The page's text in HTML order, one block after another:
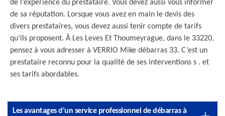
de l’expérience du prestataire. Vous devez aussi vous informer
de sa réputation. Lorsque vous avez en main le devis des
divers prestataires, vous devez aussi tenir compte de tarifs
qu’ils proposent. À Les Leves Et Thoumeyrague, dans le 33220,
pensez à vous adresser à VERRIO Mike débarras 33. C’est un
prestataire reconnu pour la qualité de ses interventions s . et
ses tarifs abordables.
Les avantages d'un service professionnel de débarras à